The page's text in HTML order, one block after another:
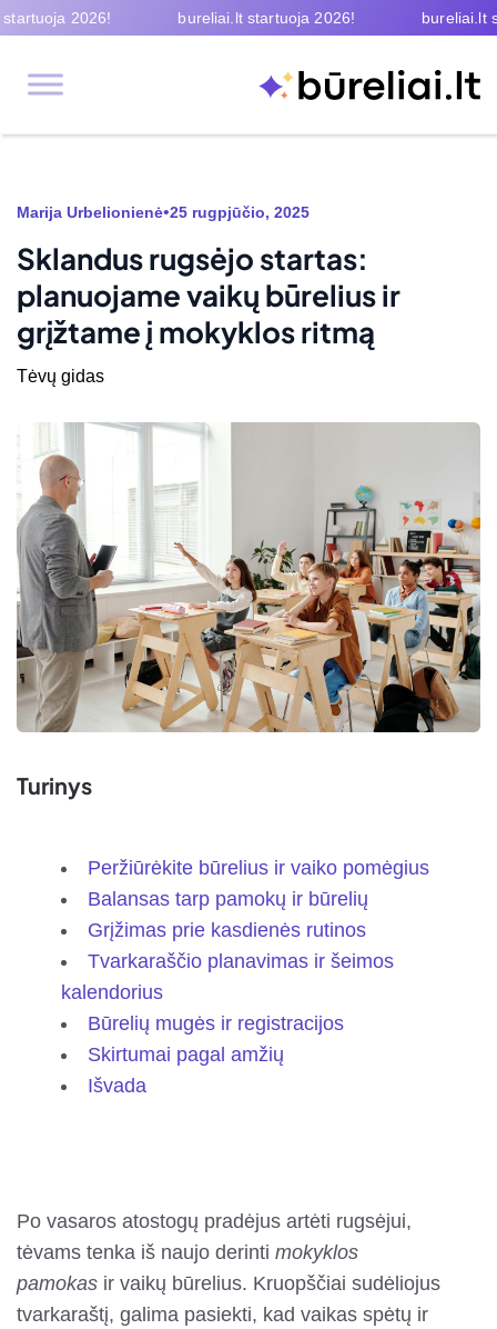
2026! bureliai.lt startuoja 2026! bureliai.lt
Marija Urbelionienė•25 rugpjūčio, 2025
Sklandus rugsėjo startas:
planuojame vaikų būrelius ir
grįžtame į mokyklos ritmą
Tėvų gidas
Turinys
Peržiūrėkite būrelius ir vaiko pomėgius
Balansas tarp pamokų ir būrelių
Grįžimas prie kasdienės rutinos
Tvarkaraščio planavimas ir šeimos
kalendorius
Būrelių mugės ir registracijos
Skirtumai pagal amžių
Išvada
Po vasaros atostogų pradėjus artėti rugsėjui,
tėvams tenka iš naujo derinti mokyklos
pamokas ir vaikų būrelius. Kruopščiai sudėliojus
tvarkaraštį, galima pasiekti, kad vaikas spėtų ir